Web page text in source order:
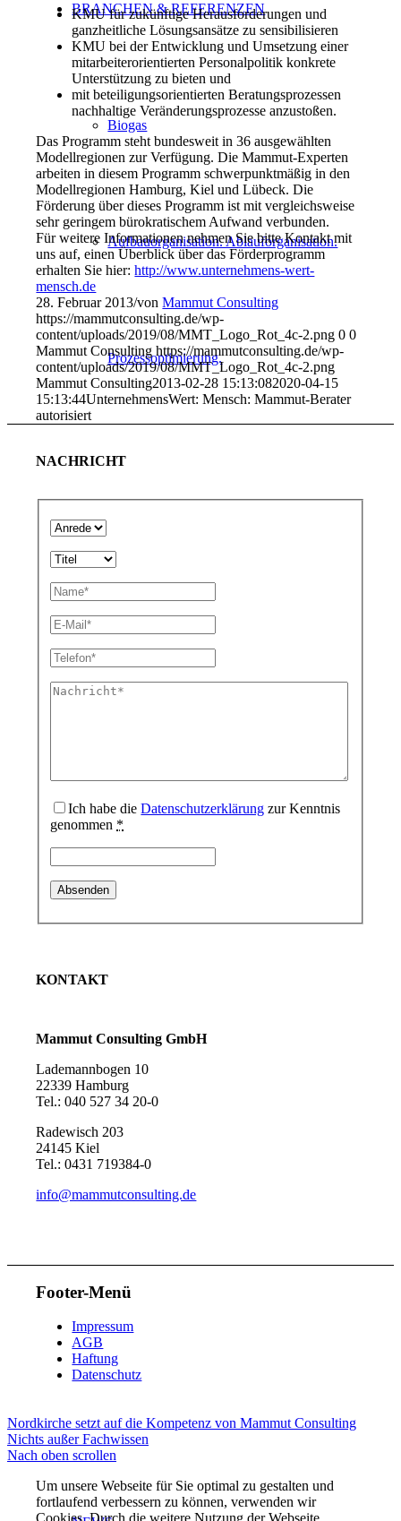
BRANCHEN & REFERENZEN
Biogas
Aufbauorganisation. Ablauforganisation.
Prozessoptimierung.
Nachfolge
Optimierungsverfahren.
ÜBER UNS
KMU für zukünftige Herausforderungen und
ganzheitliche Lösungsansätze zu sensibilisieren
KMU bei der Entwicklung und Umsetzung einer
mitarbeiterorientierten Personalpolitik konkrete
Unterstützung zu bieten und
mit beteiligungsorientierten Beratungsprozessen
nachhaltige Veränderungsprozesse anzustoßen.
Das Programm steht bundesweit in 36 ausgewählten
Modellregionen zur Verfügung. Die Mammut-Experten
arbeiten in diesem Programm schwerpunktmäßig in den
Modellregionen Hamburg, Kiel und Lübeck. Die
Förderung über dieses Programm ist mit vergleichsweise
sehr geringem bürokratischem Aufwand verbunden.
Für weitere Informationen nehmen Sie bitte Kontakt mit
uns auf, einen Überblick über das Förderprogramm
erhalten Sie hier:http://www.unternehmens-wert-
mensch.de
28. Februar 2013/vonMammut Consulting
https://mammutconsulting.de/wp-
content/uploads/2019/08/MMT_Logo_Rot_4c-2.png 0 0
Mammut Consulting https://mammutconsulting.de/wp-
content/uploads/2019/08/MMT_Logo_Rot_4c-2.png
Mammut Consulting2013-02-28 15:13:082020-04-15
15:13:44UnternehmensWert: Mensch: Mammut-Berater
autorisiert
NACHRICHT
Ich habe dieDatenschutzerklärung zur Kenntnis
genommen *
KONTAKT
Mammut Consulting GmbH
Lademannbogen 10
22339 Hamburg
Tel.: 040 527 34 20-0
Radewisch 203
24145 Kiel
Tel.: 0431 719384-0
info@mammutconsulting.de
Footer-Menü
Impressum
AGB
Haftung
Datenschutz
Nordkirche setzt auf die Kompetenz von Mammut Consulting
Nichts außer Fachwissen
Nach oben scrollen
Um unsere Webseite für Sie optimal zu gestalten und
fortlaufend verbessern zu können, verwenden wir